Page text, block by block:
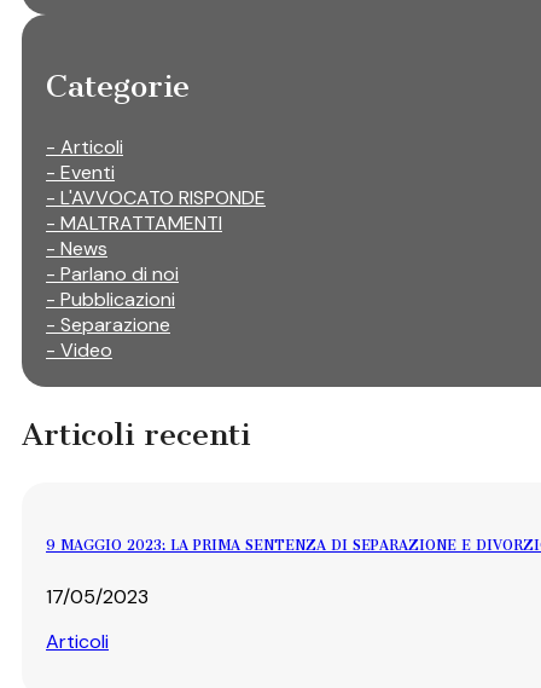
Categorie
- Articoli
- Eventi
- L'AVVOCATO RISPONDE
- MALTRATTAMENTI
- News
- Parlano di noi
- Pubblicazioni
- Separazione
- Video
Articoli recenti
9 MAGGIO 2023: LA PRIMA SENTENZA DI SEPARAZIONE E
17/05/2023
Articoli